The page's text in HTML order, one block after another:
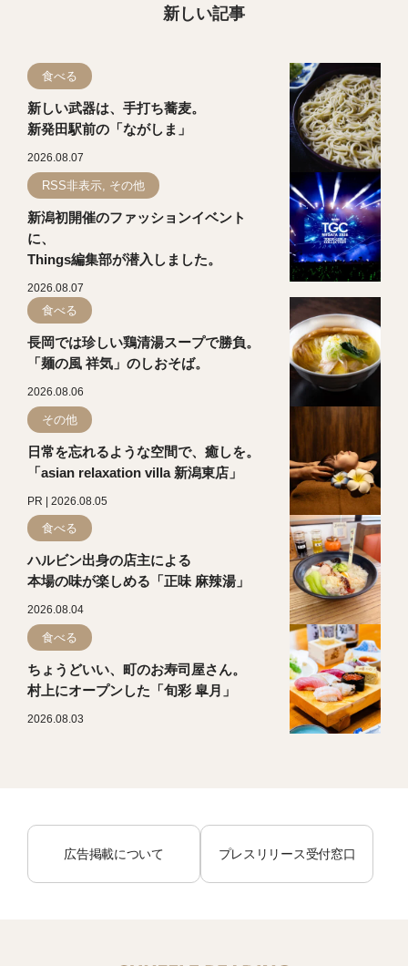
新しい記事
食べる
新しい武器は、手打ち蕎麦。
新発田駅前の「ながしま」
2026.08.07
RSS非表示, その他
新潟初開催のファッションイベント
に、
Things編集部が潜入しました。
2026.08.07
食べる
長岡では珍しい鶏清湯スープで勝負。
「麺の風 祥気」のしおそば。
2026.08.06
その他
日常を忘れるような空間で、癒しを。
「asian relaxation villa 新潟東店」
PR | 2026.08.05
食べる
ハルビン出身の店主による
本場の味が楽しめる「正味 麻辣湯」
2026.08.04
食べる
ちょうどいい、町のお寿司屋さん。
村上にオープンした「旬彩 皐月」
2026.08.03
広告掲載について プレスリリース受付窓口